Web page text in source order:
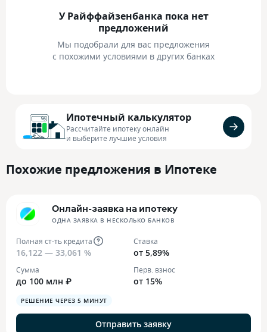
У Райффайзенбанка пока нет
предложений
Мы подобрали для вас предложения
с похожими условиями в других банках
Ипотечный калькулятор
Рассчитайте ипотеку онлайн
и выберите лучшие условия
Похожие предложения в Ипотеке
Онлайн-заявка на ипотеку
ОДНА ЗАЯВКА В НЕСКОЛЬКО БАНКОВ
Полная ст-ть кредита
16,122 — 33,061 %
Ставка
от 5,89%
Сумма
до 100 млн ₽
Перв. взнос
от 15%
РЕШЕНИЕ ЧЕРЕЗ 5 МИНУТ
Отправить заявку